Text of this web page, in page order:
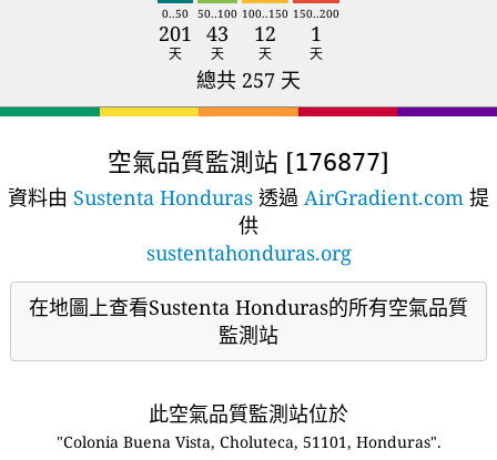
0..50 50..100 100..150 150..200
201 43 12 1
天 天 天 天
總共 257 天
空氣品質監測站 [176877]
資料由 Sustenta Honduras 透過 AirGradient.com 提
供
sustentahonduras.org
在地圖上查看Sustenta Honduras的所有空氣品質
監測站
此空氣品質監測站位於
"Colonia Buena Vista, Choluteca, 51101, Honduras".